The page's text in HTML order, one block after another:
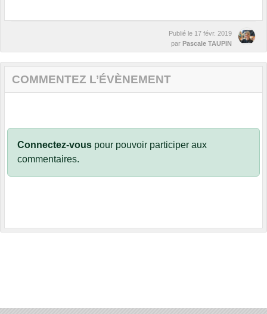
Publié le 17 févr. 2019
par Pascale TAUPIN
COMMENTEZ L’ÉVÈNEMENT
Connectez-vous pour pouvoir participer aux
commentaires.